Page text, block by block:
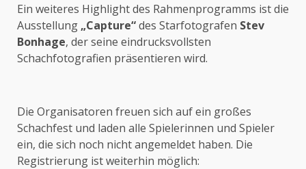
Ein weiteres Highlight des Rahmenprogramms ist die
Ausstellung „Capture“des Starfotografen Stev
Bonhage, der seine eindrucksvollsten
Schachfotografien präsentieren wird.
Die Organisatoren freuen sich auf ein großes
Schachfest und laden alle Spielerinnen und Spieler
ein, die sich noch nicht angemeldet haben. Die
Registrierung ist weiterhin möglich: